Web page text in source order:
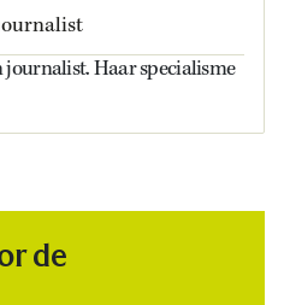
journalist. Haar specialisme
de